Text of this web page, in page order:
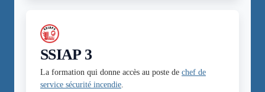
SSIAP 3
La formation qui donne accès au poste de chef de
service sécurité incendie.